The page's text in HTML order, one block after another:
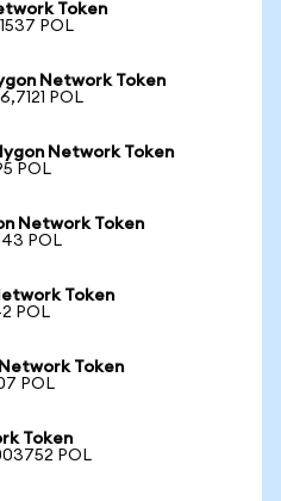
Token
POL
Network Token
POL
Network Token
POL
Network Token
POL
Token
POL
Token
POL
Token
POL